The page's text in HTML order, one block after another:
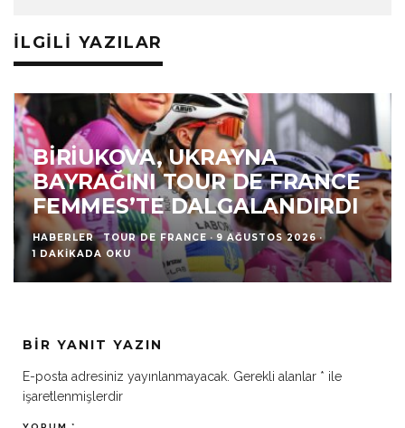
İLGILI YAZILAR
BIRIUKOVA, UKRAYNA
BAYRAĞINI TOUR DE FRANCE
FEMMES’TE DALGALANDIRDI
HABERLER TOUR DE FRANCE · 9 AĞUSTOS 2026 ·
1 DAKIKADA OKU
BIR YANIT YAZIN
E-posta adresiniz yayınlanmayacak. Gerekli alanlar * ile
işaretlenmişlerdir